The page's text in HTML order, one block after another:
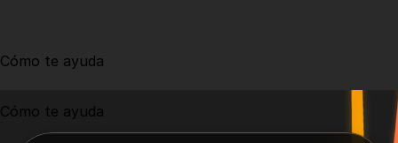
Cómo te ayuda
Cómo te ayuda